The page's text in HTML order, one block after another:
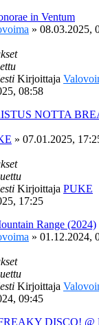
in Ventum
» 08.03.2025,
Kirjoittaja
08:58
NOTTA
» 07.01.2025,
Kirjoittaja PUKE
17:25
Range (2024)
» 01.12.2024,
Kirjoittaja
09:45
DISCO! @